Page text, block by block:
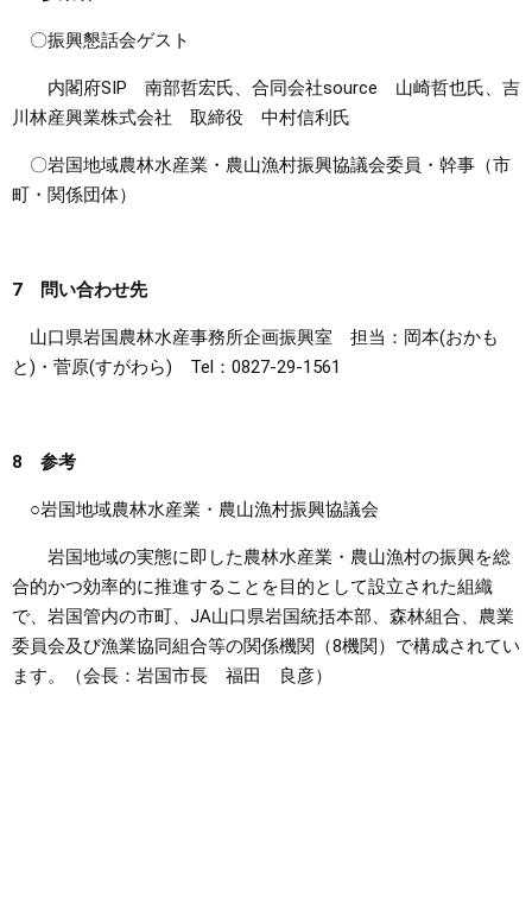
〇振興懇話会ゲスト
内閣府SIP 南部哲宏氏、合同会社source 山崎哲也氏、吉
川林産興業株式会社 取締役 中村信利氏
〇岩国地域農林水産業・農山漁村振興協議会委員・幹事（市
町・関係団体）
7 問い合わせ先
山口県岩国農林水産事務所企画振興室 担当：岡本(おかも
と)・菅原(すがわら) Tel：0827-29-1561
8 参考
○岩国地域農林水産業・農山漁村振興協議会
岩国地域の実態に即した農林水産業・農山漁村の振興を総
合的かつ効率的に推進することを目的として設立された組織
で、岩国管内の市町、JA山口県岩国統括本部、森林組合、農業
委員会及び漁業協同組合等の関係機関（8機関）で構成されてい
ます。（会長：岩国市長 福田 良彦）